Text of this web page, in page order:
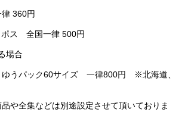
360円
ポス 全国一律 500円
場合
ゆうパック60サイズ 一律800円 ※北海道、
や全集などは別途設定させて頂いておりま